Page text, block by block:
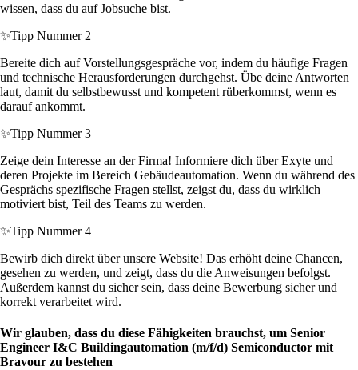
wissen, dass du auf Jobsuche bist.
✨Tipp Nummer 2
Bereite dich auf Vorstellungsgespräche vor, indem du häufige Fragen
und technische Herausforderungen durchgehst. Übe deine Antworten
laut, damit du selbstbewusst und kompetent rüberkommst, wenn es
darauf ankommt.
✨Tipp Nummer 3
Zeige dein Interesse an der Firma! Informiere dich über Exyte und
deren Projekte im Bereich Gebäudeautomation. Wenn du während des
Gesprächs spezifische Fragen stellst, zeigst du, dass du wirklich
motiviert bist, Teil des Teams zu werden.
✨Tipp Nummer 4
Bewirb dich direkt über unsere Website! Das erhöht deine Chancen,
gesehen zu werden, und zeigt, dass du die Anweisungen befolgst.
Außerdem kannst du sicher sein, dass deine Bewerbung sicher und
korrekt verarbeitet wird.
Wir glauben, dass du diese Fähigkeiten brauchst, um Senior
Engineer I&C Buildingautomation (m/f/d) Semiconductor mit
Bravour zu bestehen